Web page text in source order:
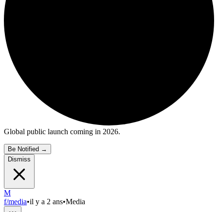
Global public launch coming in 2026.
Be Notified →
Dismiss
M
f/media•il y a 2 ans•Media